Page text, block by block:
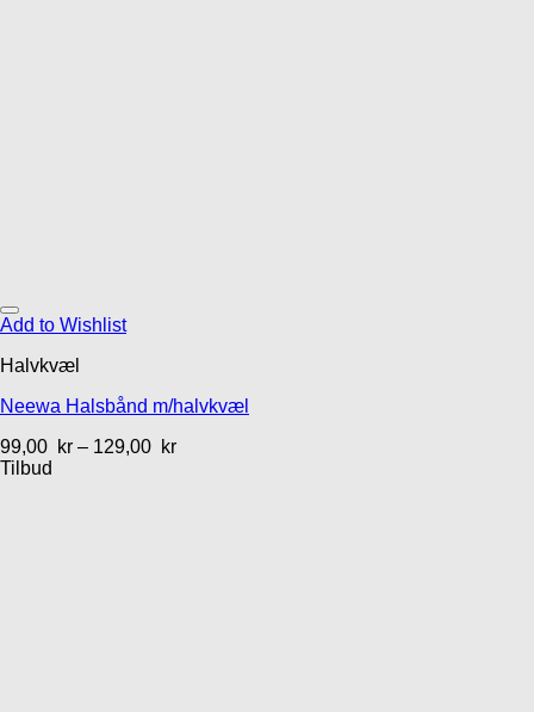
Add to Wishlist
Halvkvæl
Neewa Halsbånd m/halvkvæl
99,00 kr – 129,00 kr
Tilbud